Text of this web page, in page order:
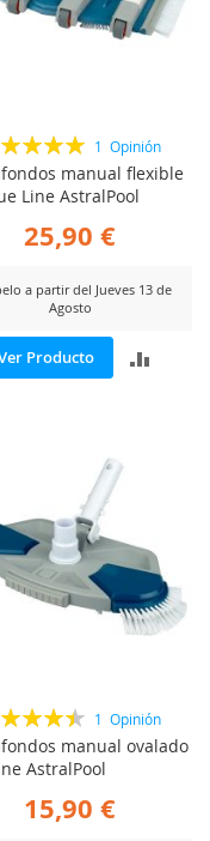
100%
1 Opinión
manual flexible
Line AstralPool
25,90 €
a partir del Jueves 13 de
Agosto
Producto
90%
1 Opinión
manual ovalado
AstralPool
15,90 €